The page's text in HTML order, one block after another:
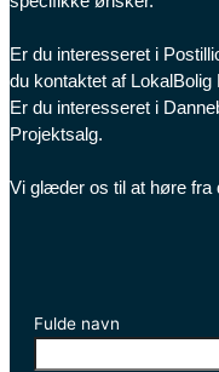
Er du interesseret i
du kontaktet af LokalBolig
Er du interesseret i
Projektsalg.
Vi glæder os til at høre fra
Fulde navn